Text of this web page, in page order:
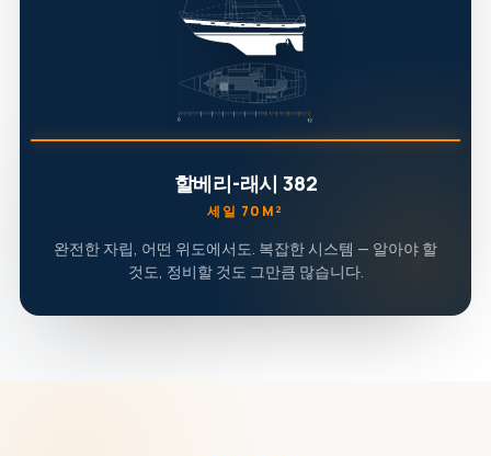
할베리-래시 382
세일 70M²
완전한 자립, 어떤 위도에서도. 복잡한 시스템 — 알아야 할
것도, 정비할 것도 그만큼 많습니다.